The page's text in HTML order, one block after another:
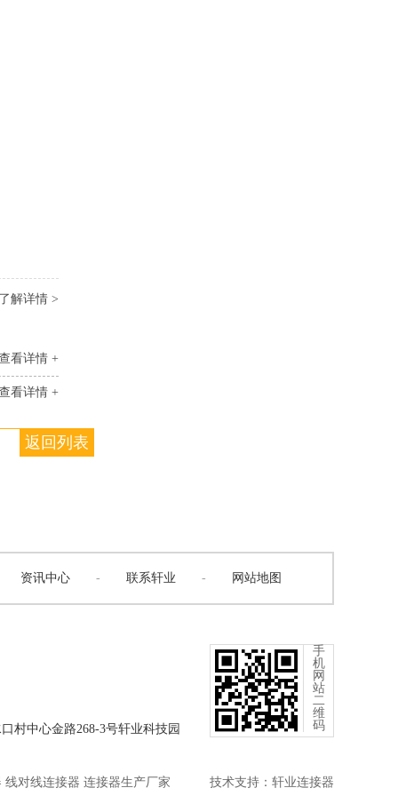
了解详情 >
看详情 +
看详情 +
返回列表
资讯中心 - 联系轩业 - 网站地图
村中心金路268-3号轩业科技园
手
机
网
站
二
维
码
对线连接器 连接器生产厂家 技术支持： 轩业连接器